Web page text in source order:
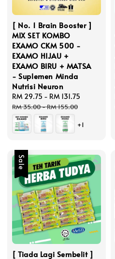
[ No. 1 Brain Booster ]
MIX SET KOMBO
EXAMO CKM 500 -
EXAMO HIJAU +
EXAMO BIRU + MATSA
- Suplemen Minda
Nutrisi Neuron
Sale
price
RM 29.75 - RM 131.75
RM 35.00-RM 155.00
+1
Sale
[ Tiada Lagi Sembelit ]